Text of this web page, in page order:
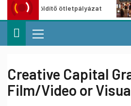
ötletpályázat
Creative Capital
Film/Video or